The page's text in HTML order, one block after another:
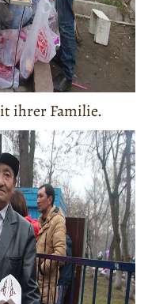
ihrer Familie.